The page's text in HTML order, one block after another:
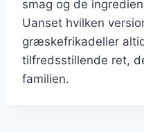
smag og de
Uanset hvilken
græskefrikadeller
tilfredsstillende ret,
familien.